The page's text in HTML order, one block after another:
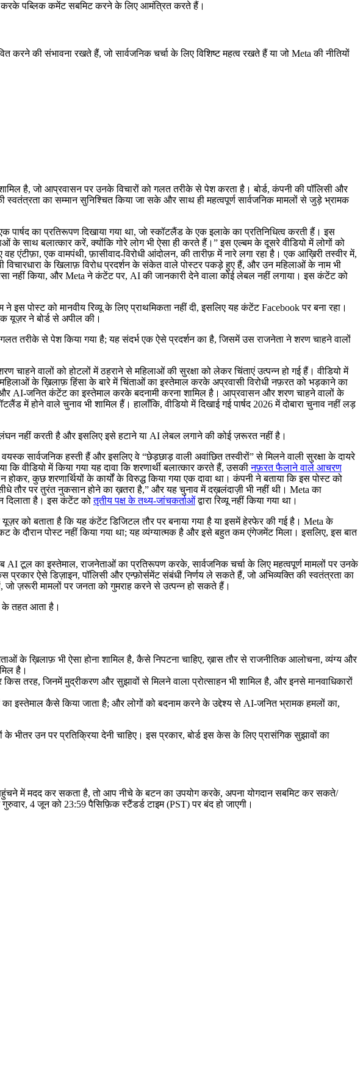
करके पब्लिक कमेंट सबमिट करने के लिए आमंत्रित करते हैं।
की संभावना रखते हैं, जो सार्वजनिक चर्चा के लिए विशिष्ट महत्व रखते हैं या जो Meta की नीतियों
है, जो आप्रवासन पर उनके विचारों को गलत तरीके से पेश करता है। बोर्ड, कंपनी की पॉलिसी और
स्वतंत्रता का सम्मान सुनिश्चित किया जा सके और साथ ही महत्वपूर्ण सार्वजनिक मामलों से जुड़े भ्रामक
पार्षद का प्रतिरूपण दिखाया गया था, जो स्कॉटलैंड के एक इलाके का प्रतिनिधित्व करती हैं। इस
के साथ बलात्कार करें, क्योंकि गोरे लोग भी ऐसा ही करते हैं।” इस एल्बम के दूसरे वीडियो में लोगों को
एंटीफ़ा, एक वामपंथी, फ़ासीवाद-विरोधी आंदोलन, की तारीफ़ में नारे लगा रहा है। एक आख़िरी तस्वीर में,
विचारधारा के खिलाफ़ विरोध प्रदर्शन के संकेत वाले पोस्टर पकड़े हुए हैं, और उन महिलाओं के नाम भी
नहीं किया, और Meta ने कंटेंट पर, AI की जानकारी देने वाला कोई लेबल नहीं लगाया। इस कंटेंट को
को मानवीय रिव्यू के लिए प्राथमिकता नहीं दी, इसलिए यह कंटेंट Facebook पर बना रहा।
यूज़र ने बोर्ड से अपील की।
तरीके से पेश किया गया है; यह संदर्भ एक ऐसे प्रदर्शन का है, जिसमें उस राजनेता ने शरण चाहने वालों
चाहने वालों को होटलों में ठहराने से महिलाओं की सुरक्षा को लेकर चिंताएं उत्पन्न हो गई हैं। वीडियो में
महिलाओं के ख़िलाफ़ हिंसा के बारे में चिंताओं का इस्तेमाल करके अप्रवासी विरोधी नफ़रत को भड़काने का
AI-जनित कंटेंट का इस्तेमाल करके बदनामी करना शामिल है। आप्रवासन और शरण चाहने वालों के
वाले चुनाव भी शामिल हैं। हालाँकि, वीडियो में दिखाई गई पार्षद 2026 में दोबारा चुनाव नहीं लड़
नहीं करती है और इसलिए इसे हटाने या AI लेबल लगाने की कोई ज़रूरत नहीं है।
सार्वजनिक हस्ती हैं और इसलिए वे “छेड़छाड़ वाली अवांछित तस्वीरों” से मिलने वाली सुरक्षा के दायरे
वीडियो में किया गया यह दावा कि शरणार्थी बलात्कार करते हैं, उसकीनफ़रत फैलाने वाले आचरण
होकर, कुछ शरणार्थियों के कार्यों के विरुद्ध किया गया एक दावा था। कंपनी ने बताया कि इस पोस्ट को
तौर पर तुरंत नुकसान होने का ख़तरा है,” और यह चुनाव में दख़लंदाज़ी भी नहीं थी। Meta का
दिलाता है। इस कंटेंट कोतृतीय पक्ष के तथ्य-जांचकर्ताओंद्वारा रिव्यू नहीं किया गया था।
को बताता है कि यह कंटेंट डिजिटल तौर पर बनाया गया है या इसमें हेरफेर की गई है। Meta के
दौरान पोस्ट नहीं किया गया था; यह व्यंग्यात्मक है और इसे बहुत कम एंगेजमेंट मिला। इसलिए, इस बात
AI टूल का इस्तेमाल, राजनेताओं का प्रतिरूपण करके, सार्वजनिक चर्चा के लिए महत्वपूर्ण मामलों पर उनके
ऐसे डिज़ाइन, पॉलिसी और एन्फ़ोर्समेंट संबंधी निर्णय ले सकते हैं, जो अभिव्यक्ति की स्वतंत्रता का
ज़रूरी मामलों पर जनता को गुमराह करने से उत्पन्न हो सकते हैं।
के तहत आता है।
के ख़िलाफ़ भी ऐसा होना शामिल है, कैसे निपटना चाहिए, ख़ास तौर से राजनीतिक आलोचना, व्यंग्य और
है।
तरह, जिनमें मुद्रीकरण और सुझावों से मिलने वाला प्रोत्साहन भी शामिल है, और इनसे मानवाधिकारों
का इस्तेमाल कैसे किया जाता है; और लोगों को बदनाम करने के उद्देश्य से AI-जनित भ्रामक हमलों का,
भीतर उन पर प्रतिक्रिया देनी चाहिए। इस प्रकार, बोर्ड इस केस के लिए प्रासंगिक सुझावों का
में मदद कर सकता है, तो आप नीचे के बटन का उपयोग करके, अपना योगदान सबमिट कर सकते/
4 जून को 23:59 पैसिफ़िक स्टैंडर्ड टाइम (PST) पर बंद हो जाएगी।